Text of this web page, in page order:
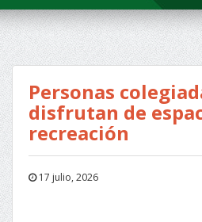
Personas
disfrutan de
recreación
17 julio, 2026